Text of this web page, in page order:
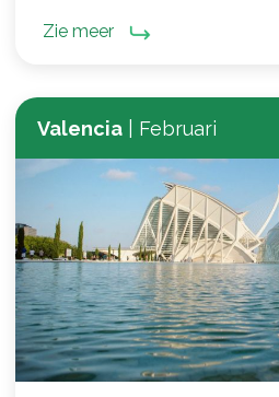
Zie meer
Valencia Februari